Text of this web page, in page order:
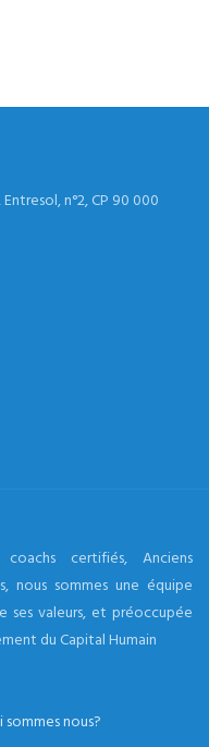
n°2, CP 90 000
certifiés, Anciens
nous sommes une équipe
valeurs, et préoccupée
du Capital Humain
sommes nous?